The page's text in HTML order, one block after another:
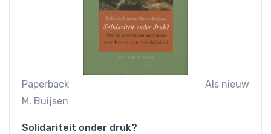
Paperback
Als nieuw
M. Buijsen
Solidariteit onder druk?